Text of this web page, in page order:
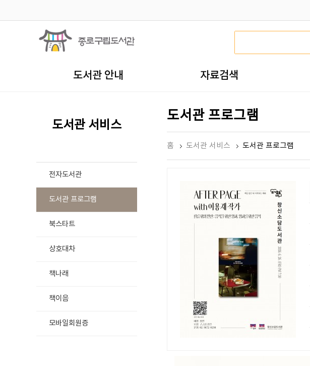
도서관 안내 자료검색
도서관 서비스
전자도서관
도서관 프로그램
북스타트
상호대차
책나래
책이음
모바일회원증
도서관 프로그램
홈 도서관 서비스 도서관 프로그램